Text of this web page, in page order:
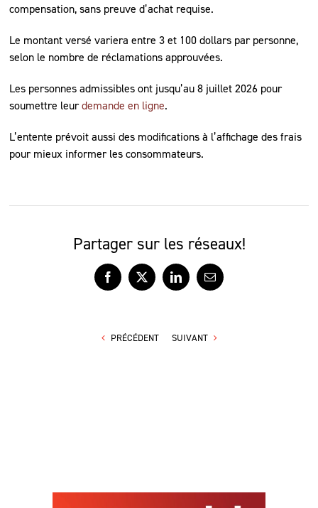
compensation, sans preuve d’achat requise.
Le montant versé variera entre 3 et 100 dollars par personne,
selon le nombre de réclamations approuvées.
Les personnes admissibles ont jusqu’au 8 juillet 2026 pour
soumettre leurdemande en ligne.
L’entente prévoit aussi des modifications à l’affichage des frais
pour mieux informer les consommateurs.
Partager sur les réseaux!
Facebook
X LinkedInCourriel
PRÉCÉDENT SUIVANT